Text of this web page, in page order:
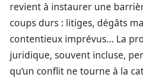
revient à instaurer une
coups durs : litiges, dégâts
contentieux imprévus… La
juridique, souvent incluse,
qu’un conflit ne tourne à la